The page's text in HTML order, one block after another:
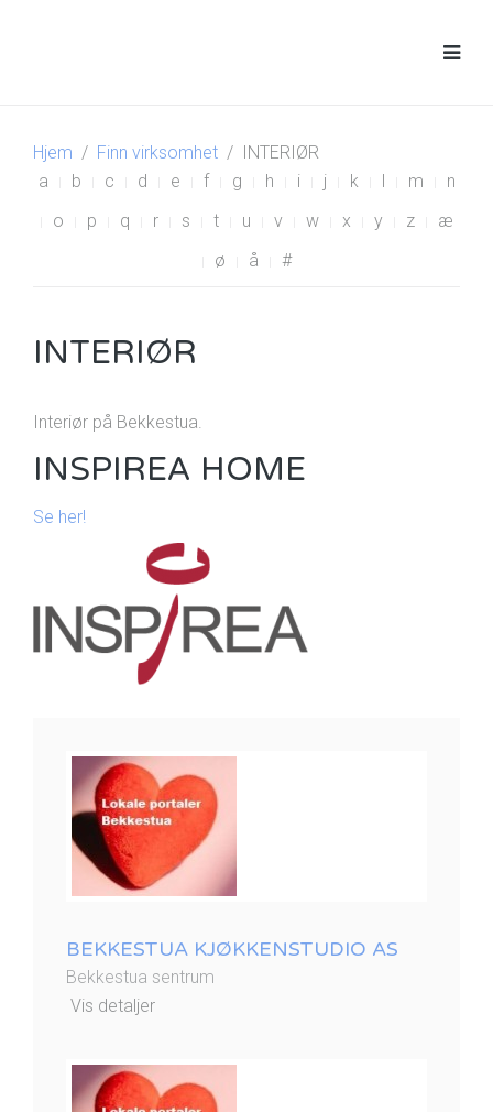
Hjem Finn virksomhet
INTERIØR
a
b c d e f g h i j k l m
n
o
p q r s t u v w x y z
æ
ø
å #
INTERIØR
Interiør på Bekkestua.
INSPIREA HOME
Se her!
BEKKESTUA KJØKKENSTUDIO AS
Bekkestua sentrum
Vis detaljer